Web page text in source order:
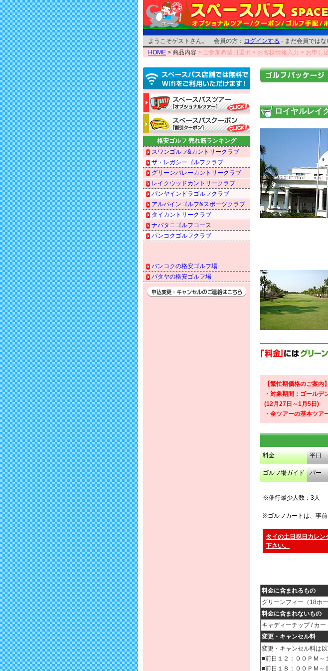
ようこそゲストさん。 会員の方： ログインする - まだ会員ではな
HOME > 商品内容 > ご参加希望日選択 > お客様情報入力 > お申し
格安ゴルフ 売れ筋ランキング
スワンゴルフ&カントリークラブ
ザ・レガシーゴルフクラブ
グリーンバレーカントリークラブ
レイクウッドカントリークラブ
パンヤインドラゴルフクラブ
アルパインゴルフ&スポーツクラブ
タイカントリークラブ
ナバタニゴルフコース
バンコクゴルフクラブ
バンコクの格安ゴルフ場
パタヤの格安ゴルフ場
ロイヤルレイ
【繁忙期価格のご案内】
・対象期間：ゴール
(12月27日～1月5日)
・全ツアーの基本ツ
料金 平日
ゴルフ場ガイド パー
※催行最少人数：3人
※ゴルフカートは、事
タイの土日祝日カレ
下さい。
料金に含まれるもの
グリーンフィー（18ホ
料金に含まれないもの
キャディーチップ / カ
変更・キャンセル料
変更・キャンセル料は
■前日１２：００ＰＭ～
■前日１８：００ＰＭ～